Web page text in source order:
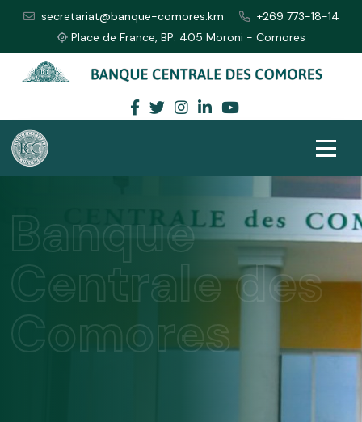
secretariat@banque-comores.km
+269 773-18-14
Place de France, BP: 405 Moroni - Comores
Banque
Centrale des
Comores